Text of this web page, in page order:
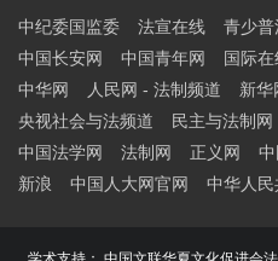
中纪委国监委 法宣在线 青少普
中国长安网
中国青年网 国际
中华网
人民网 - 法制频道
新华
央视社会与法频道
民主与法制网
中国法学网
法制网 正义网
新浪
中国人大网官网 中华人民